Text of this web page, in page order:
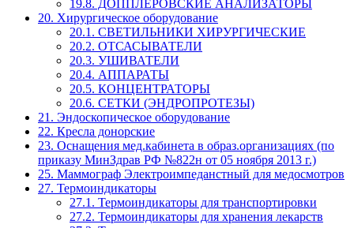
19.8. ДОППЛЕРОВСКИЕ АНАЛИЗАТОРЫ
20. Хирургическое оборудование
20.1. СВЕТИЛЬНИКИ ХИРУРГИЧЕСКИЕ
20.2. ОТСАСЫВАТЕЛИ
20.3. УШИВАТЕЛИ
20.4. АППАРАТЫ
20.5. КОНЦЕНТРАТОРЫ
20.6. СЕТКИ (ЭНДРОПРОТЕЗЫ)
21. Эндоскопическое оборудование
22. Кресла донорские
23. Оснащения мед.кабинета в образ.организациях (по
приказу МинЗдрав РФ №822н от 05 ноября 2013 г.)
25. Маммограф Электроимпеданстный для медосмотров
27. Термоиндикаторы
27.1. Термоиндикаторы для транспортировки
27.2. Термоиндикаторы для хранения лекарств